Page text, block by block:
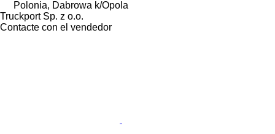
Polonia, Dabrowa k/Opola
Truckport Sp. z o.o.
Contacte con el vendedor